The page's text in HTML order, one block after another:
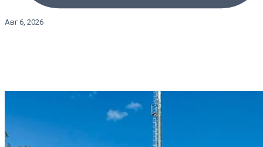
Авг 6, 2026